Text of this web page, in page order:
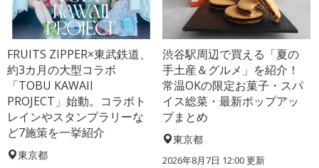
FRUITS ZIPPER×東武鉄道、
約3カ月の大型コラボ
「TOBU KAWAII
PROJECT」始動。コラボト
レインやスタンプラリーな
ど7施策を一挙紹介
東京都
渋谷駅周辺で買える「夏の
手土産＆グルメ」を紹介！
常温OKの限定お菓子・スパ
イス総菜・最新ポップアッ
プまとめ
東京都
2026年8月7日 12:00更新